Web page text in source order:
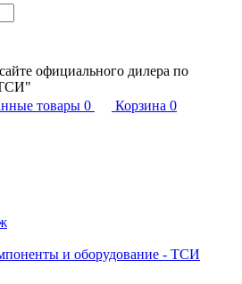
официального дилера по
товары 0 Корзина 0